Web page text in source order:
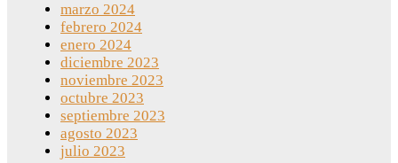
marzo 2024
febrero 2024
enero 2024
diciembre 2023
noviembre 2023
octubre 2023
septiembre 2023
agosto 2023
julio 2023